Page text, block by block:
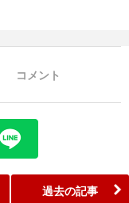
コメント
過去の記事